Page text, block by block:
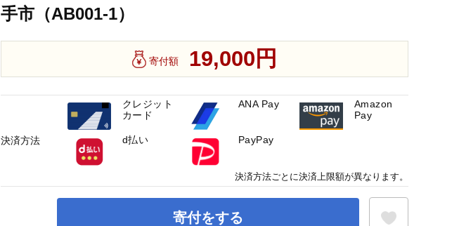
手市（AB001-1）
寄付額 19,000円
寄付をする
決済方法
クレジット
カード
ANA Pay
Amazon
Pay
d払い PayPay
決済方法ごとに決済上限額が異なります。